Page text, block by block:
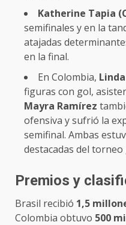
Katherine Tapia
semifinales y en la
atajadas
en la final.
En Colombia,
figuras con gol,
Mayra Ramírez
ofensiva y sufrió la
semifinal. Ambas
destacadas del torneo
Premios y
Brasil recibió 1,5
Colombia obtuvo 500